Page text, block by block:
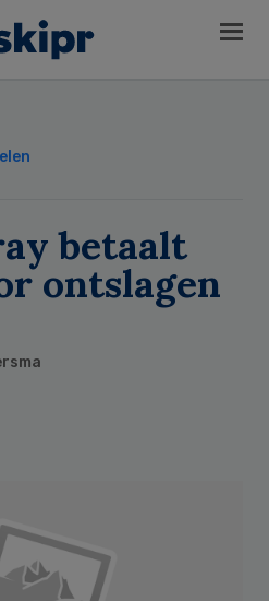
betaalt
ontslagen